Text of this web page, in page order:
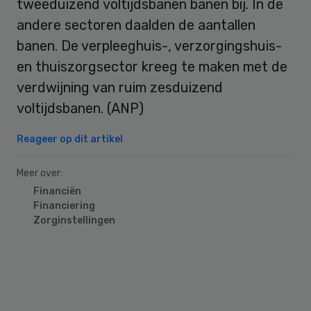
tweeduizend voltijdsbanen banen bij. In de
andere sectoren daalden de aantallen
banen. De verpleeghuis-, verzorgingshuis-
en thuiszorgsector kreeg te maken met de
verdwijning van ruim zesduizend
voltijdsbanen. (ANP)
Reageer op dit artikel
Meer over:
Financiën
Financiering
Zorginstellingen